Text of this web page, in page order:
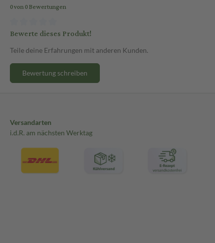
0 von 0 Bewertungen
Bewerte dieses Produkt!
Teile deine Erfahrungen mit anderen Kunden.
Bewertung schreiben
Versandarten
i.d.R. am nächsten Werktag